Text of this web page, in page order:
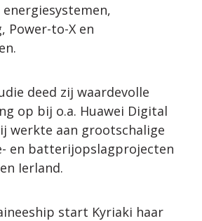
Power-to-X en
deed zij waardevolle
op bij o.a. Huawei Digital
werkte aan grootschalige
en batterijopslagprojecten
Ierland.
start Kyriaki haar